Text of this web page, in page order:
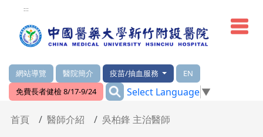
網頁頂端重要消息及連結
:::
網站導覽 醫院簡介 疫苗/抽血服務
EN
免費長者健檢 8/17-9/24
::: Select Language▼
首頁 醫師介紹 吳柏鋒 主治醫師